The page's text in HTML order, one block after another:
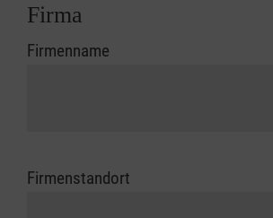
Firma
Firmenname
Firmenstandort